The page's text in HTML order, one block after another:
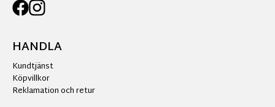
HANDLA
Kundtjänst
Köpvillkor
Reklamation och retur